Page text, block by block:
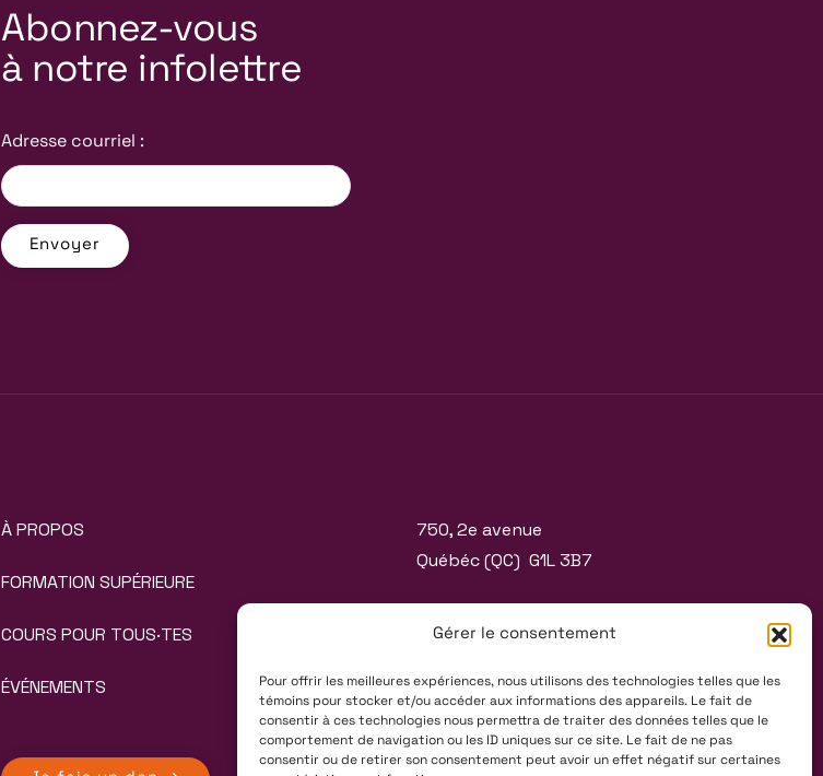
Gérer le consentement
Pour offrir les meilleures expériences, nous utilisons des technologies telles que les
témoins pour stocker et/ou accéder aux informations des appareils. Le fait de
consentir à ces technologies nous permettra de traiter des données telles que le
comportement de navigation ou les ID uniques sur ce site. Le fait de ne pas
consentir ou de retirer son consentement peut avoir un effet négatif sur certaines
Abonnez-vous
à notre infolettre
Adresse courriel :
À PROPOS
FORMATION SUPÉRIEURE
COURS POUR TOUS·TES
ÉVÉNEMENTS
750, 2e avenue
Québéc (QC) G1L 3B7
T. 418 525-0101
F. 418 525-9659
info@ecoledecirque.com